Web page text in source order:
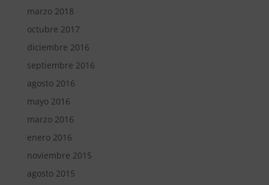
marzo 2018
octubre 2017
diciembre 2016
septiembre 2016
agosto 2016
mayo 2016
marzo 2016
enero 2016
noviembre 2015
agosto 2015